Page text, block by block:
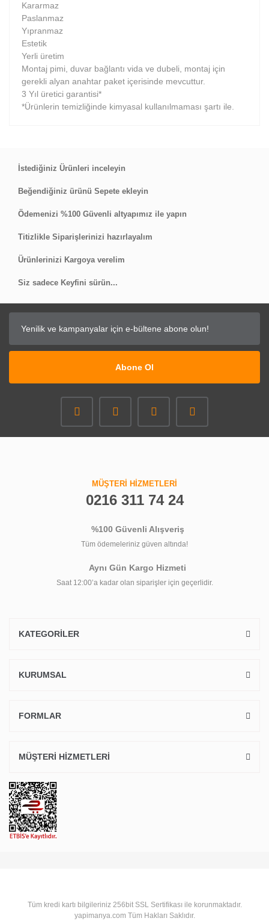
Kararmaz
Paslanmaz
Yıpranmaz
Estetik
Yerli üretim
Montaj pimi, duvar bağlantı vida ve dubeli, montaj için
gerekli alyan anahtar paket içerisinde mevcuttur.
3 Yıl üretici garantisi*
*Ürünlerin temizliğinde kimyasal kullanılmaması şartı ile.
Bu ürüne ilk yorumu siz yapın!
İstediğiniz Ürünleri inceleyin
Beğendiğiniz ürünü Sepete ekleyin
Ödemenizi %100 Güvenli altyapımız ile yapın
Titizlikle Siparişlerinizi hazırlayalım
Ürünlerinizi Kargoya verelim
Siz sadece Keyfini sürün...
Abone Ol
MÜŞTERİ HİZMETLERİ
0216 311 74 24
%100 Güvenli Alışveriş
Tüm ödemeleriniz güven altında!
Aynı Gün Kargo Hizmeti
Saat 12:00’a kadar olan siparişler için geçerlidir.
KATEGORİLER
KURUMSAL
FORMLAR
MÜŞTERİ HİZMETLERİ
Tüm kredi kartı bilgileriniz 256bit SSL Sertifikası ile korunmaktadır.
yapimanya.com Tüm Hakları Saklıdır.